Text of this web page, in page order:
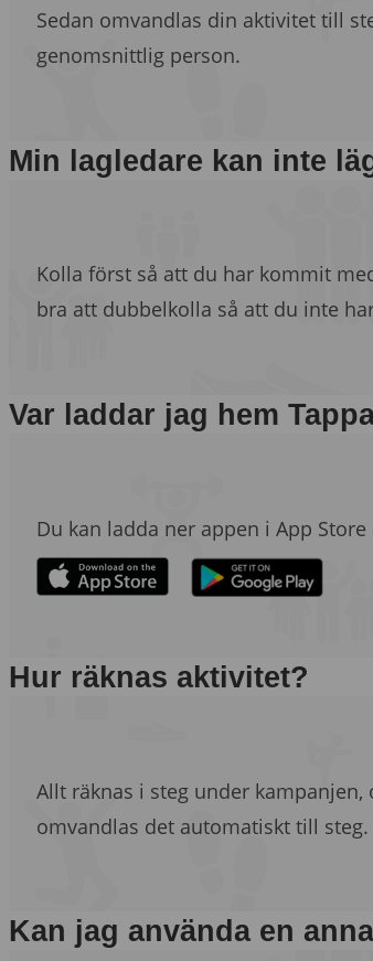
Sedan omvandlas din aktivitet till
genomsnittlig person.
Min lagledare kan inte
Kolla först så att du har kommit
bra att dubbelkolla så att du inte
Var laddar jag hem
Du kan ladda ner appen i App
Hur räknas aktivitet?
Allt räknas i steg under
omvandlas det automatiskt till steg.
Kan jag använda en